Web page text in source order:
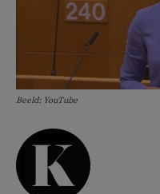
Beeld: YouTube